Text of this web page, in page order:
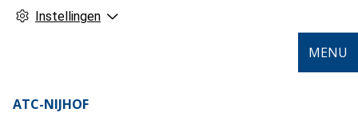
Instellingen
ATC-NIJHOF
MENU